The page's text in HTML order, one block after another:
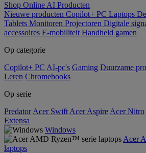
Shop Online AI Producten
Nieuwe producten Copilot+ PC Laptops
Tablets Monitoren Projectoren Digitale
accessoires E-mobiliteit Handheld gamen
Op categorie
Copilot+ PC AI-pc's Gaming Duurzame
Leren Chromebooks
Op serie
Predator Acer Swift Acer Aspire Acer Nitro
Extensa
Windows
Acer
laptops